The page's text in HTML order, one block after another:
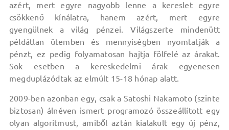
azért, mert egyre nagyobb lenne a kereslet egyre
csökkenő kínálatra, hanem azért, mert egyre
gyengülnek a világ pénzei. Világszerte mindenütt
példátlan ütemben és mennyiségben nyomtatják a
pénzt, ez pedig folyamatosan hajtja fölfelé az árakat.
Sok esetben a kereskedelmi árak egyenesen
megduplázódtak az elmúlt 15-18 hónap alatt.
2009-ben azonban egy, csak a Satoshi Nakamoto (szinte
biztosan) álnéven ismert programozó összeállított egy
olyan algoritmust, amiből aztán kialakult egy új pénz,